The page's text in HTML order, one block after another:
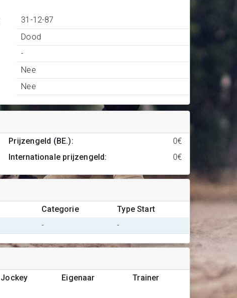
31-12-87
Dood
-
Nee
Nee
Prijzengeld (BE.):
0€
Internationale prijzengeld: 0€
Categorie
Type Start
- -
Jockey Eigenaar
Trainer